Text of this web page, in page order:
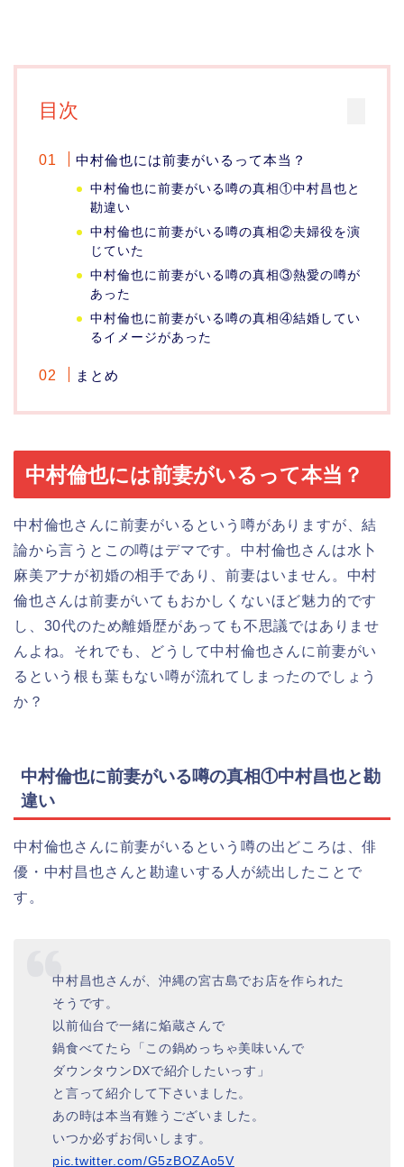
目次
中村倫也には前妻がいるって本当？
中村倫也に前妻がいる噂の真相①中村昌也と
勘違い
中村倫也に前妻がいる噂の真相②夫婦役を演
じていた
中村倫也に前妻がいる噂の真相③熱愛の噂が
あった
中村倫也に前妻がいる噂の真相④結婚してい
るイメージがあった
まとめ
中村倫也には前妻がいるって本当？
中村倫也さんに前妻がいるという噂がありますが、結
論から言うとこの噂はデマです。中村倫也さんは水卜
麻美アナが初婚の相手であり、前妻はいません。中村
倫也さんは前妻がいてもおかしくないほど魅力的です
し、30代のため離婚歴があっても不思議ではありませ
んよね。それでも、どうして中村倫也さんに前妻がい
るという根も葉もない噂が流れてしまったのでしょう
か？
中村倫也に前妻がいる噂の真相①中村昌也と勘
違い
中村倫也さんに前妻がいるという噂の出どころは、俳
優・中村昌也さんと勘違いする人が続出したことで
す。
中村昌也さんが、沖縄の宮古島でお店を作られた
そうです。
以前仙台で一緒に焔蔵さんで
鍋食べてたら「この鍋めっちゃ美味いんで
ダウンタウンDXで紹介したいっす」
と言って紹介して下さいました。
あの時は本当有難うございました。
いつか必ずお伺いします。
pic.twitter.com/G5zBOZAo5V